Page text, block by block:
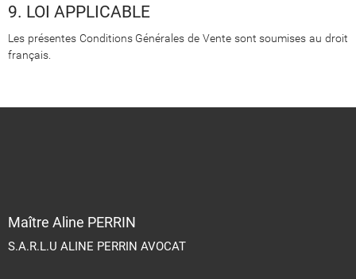
9. LOI APPLICABLE
Les présentes Conditions Générales de Vente sont soumises au droit
français.
​​​​​​​Maître Aline PERRIN
S.A.R.L.U ALINE PERRIN AVOCAT